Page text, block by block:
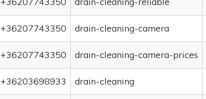
+36207743350 drain-cleaning-camera
+36207743350 drain-cleaning-camera-prices
+36203698933 drain-cleaning